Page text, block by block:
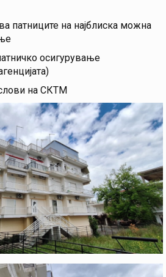
патниците на најблиска можна
осигурување
на СКТМ